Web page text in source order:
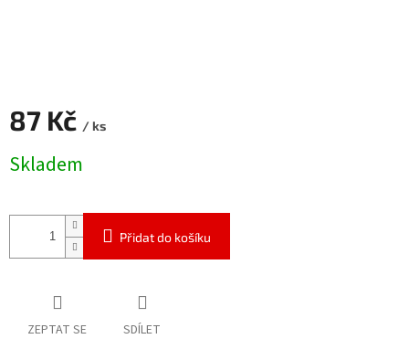
87 Kč / ks
cena:
Skladem
Přidat do košíku
ZEPTAT SE SDÍLET